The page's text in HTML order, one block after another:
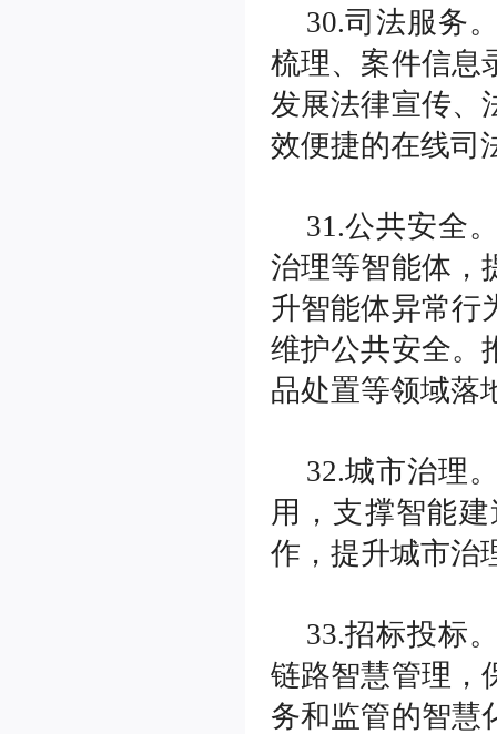
30.司法服务
梳理、案件信息
发展法律宣传、
效便捷的在线司
31.公共安全
治理等智能体，
升智能体异常行
维护公共安全。
品处置等领域落
32.城市治理
用，支撑智能
作，提升城市治
33.招标投标
链路智慧管理，
务和监管的智慧